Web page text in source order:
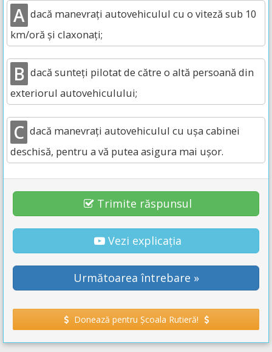
A dacă manevraţi autovehiculul cu o viteză sub 10
km/oră şi claxonaţi;
B dacă sunteţi pilotat de către o altă persoană din
exteriorul autovehiculului;
C dacă manevraţi autovehiculul cu uşa cabinei
deschisă, pentru a vă putea asigura mai uşor.
Trimite răspunsul
Vezi explicația
Următoarea întrebare »
Donează pentru Școala Rutieră!